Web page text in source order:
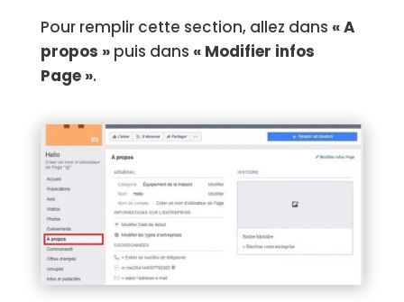
Pour remplir cette section, allez dans « A
propos »puis dans « Modifier infos
Page ».